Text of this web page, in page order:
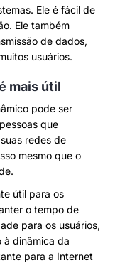
Ele é fácil de
Ele também
de dados,
usuários.
mais útil
pode ser
que
redes de
mesmo que o
útil para os
o tempo de
para os usuários,
à dinâmica da
para a Internet